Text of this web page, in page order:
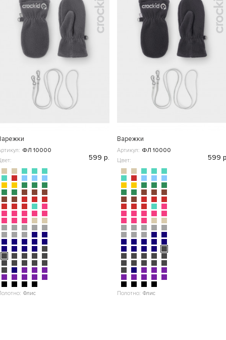
ФЛ 10000
Флис
599 р.
Варежки
Артикул: ФЛ 10000
Цвет:
Полотно: Флис
599